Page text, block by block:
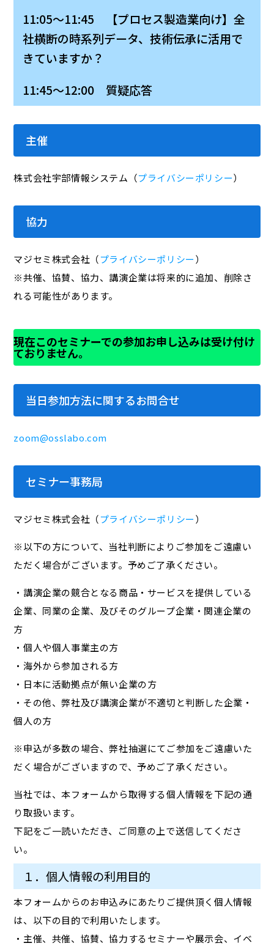
11:05～11:45 【プロセス製造業向け】全
社横断の時系列データ、技術伝承に活用で
きていますか？
11:45～12:00 質疑応答
主催
株式会社宇部情報システム（プライバシーポリシー）
協力
マジセミ株式会社（プライバシーポリシー）
※共催、協賛、協力、講演企業は将来的に追加、削除さ
れる可能性があります。
現在このセミナーでの参加お申し込みは受け付け
ておりません。
当日参加方法に関するお問合せ
zoom@osslabo.com
セミナー事務局
マジセミ株式会社（プライバシーポリシー）
※以下の方について、当社判断によりご参加をご遠慮い
ただく場合がございます。予めご了承ください。
・講演企業の競合となる商品・サービスを提供している
企業、同業の企業、及びそのグループ企業・関連企業の
方
・個人や個人事業主の方
・海外から参加される方
・日本に活動拠点が無い企業の方
・その他、弊社及び講演企業が不適切と判断した企業・
個人の方
※申込が多数の場合、弊社抽選にてご参加をご遠慮いた
だく場合がございますので、予めご了承ください。
当社では、本フォームから取得する個人情報を下記の通
り取扱います。
下記をご一読いただき、ご同意の上で送信してくださ
い。
１．個人情報の利用目的
本フォームからのお申込みにあたりご提供頂く個人情報
は、以下の目的で利用いたします。
・主催、共催、協賛、協力するセミナーや展示会、イベ